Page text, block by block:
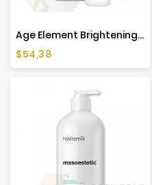
Age Element Brightening Cream - 50ml - Mesoestetic
Cena
$54,38